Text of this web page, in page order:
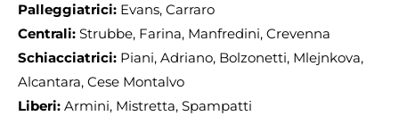
Palleggiatrici: Evans, Carraro
Centrali: Strubbe, Farina, Manfredini, Crevenna
Schiacciatrici: Piani, Adriano, Bolzonetti, Mlejnkova,
Alcantara, Cese Montalvo
Liberi: Armini, Mistretta, Spampatti